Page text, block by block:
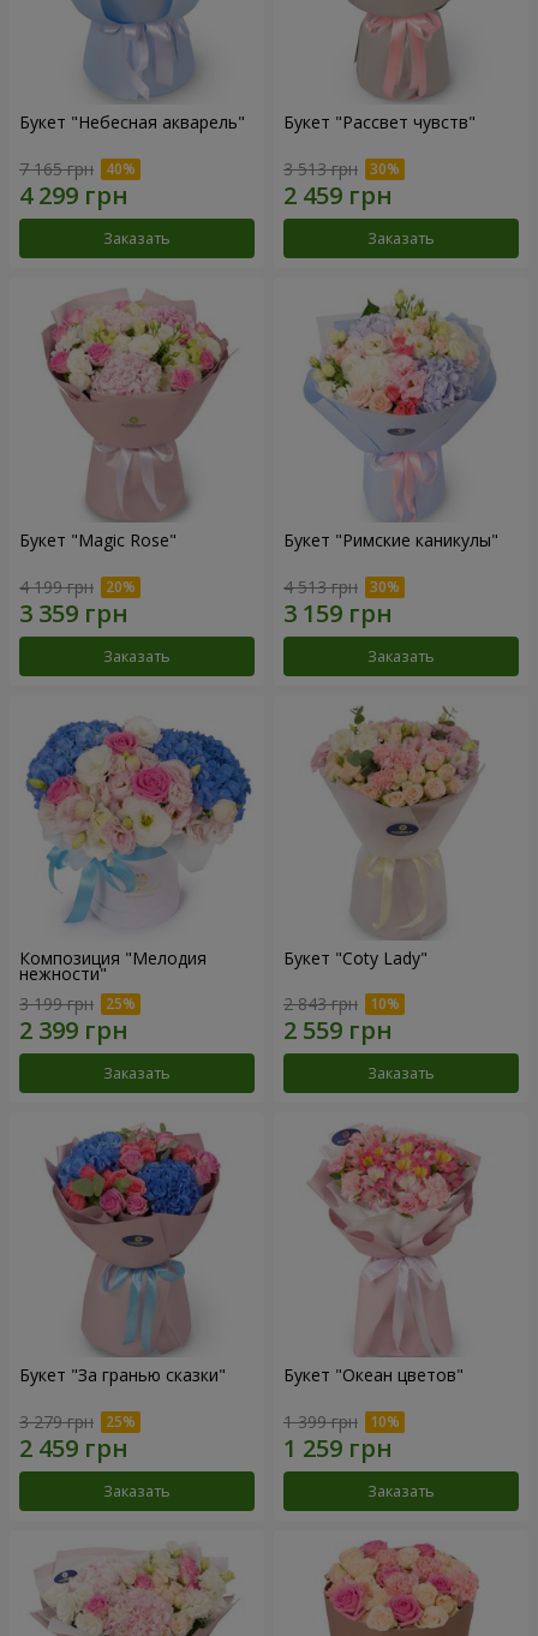
Букет "Небесная акварель"
7 165 грн
Заказать
Букет "Рассвет чувств"
3 513 грн
Заказать
Букет "Magic Rose"
4 199 грн
Заказать
Букет "Римские каникулы"
4 513 грн
Заказать
Композиция "Мелодия
нежности"
3 199 грн
Заказать
Букет "Coty Lady"
2 843 грн
Заказать
Букет "За гранью сказки"
3 279 грн
Заказать
Букет "Океан цветов"
1 399 грн
Заказать